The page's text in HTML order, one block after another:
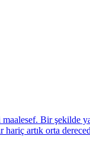
Bir şekilde
hariç artık orta